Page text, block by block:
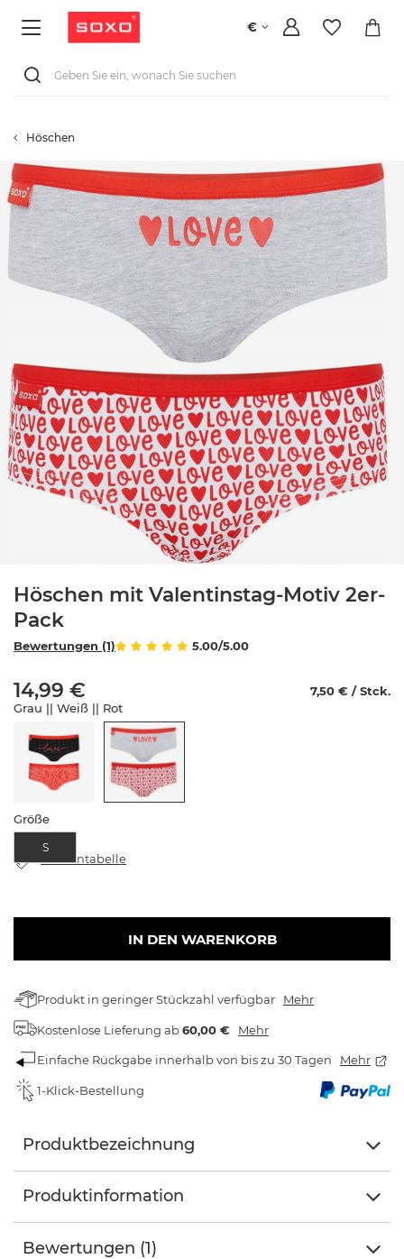
€
Höschen
Höschen mit Valentinstag-Motiv 2er-
Pack
5.00/5.00
Bewertungen (1)
14,99 €
7,50 € / Stck.
Grau || Weiß || Rot
Größe
S
Größentabelle
IN DEN WARENKORB
Produkt in geringer Stückzahl verfügbar Mehr
Kostenlose Lieferung ab60,00 € Mehr
Einfache Rückgabe innerhalb von bis zu 30 Tagen Mehr
1-Klick-Bestellung
Produktbezeichnung
Produktinformation
Bewertungen (1)